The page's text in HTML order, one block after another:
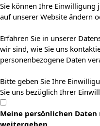
Sie können Ihre Einwilligung
auf unserer Website ändern
Erfahren Sie in unserer
wir sind, wie Sie uns
personenbezogene Daten
Bitte geben Sie Ihre
Sie uns bezüglich Ihrer
Meine persönlichen